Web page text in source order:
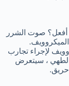
أفعل؟ صوت الشرر
لإجراء تجارب
الطهي ، سيتعرض
حريق.